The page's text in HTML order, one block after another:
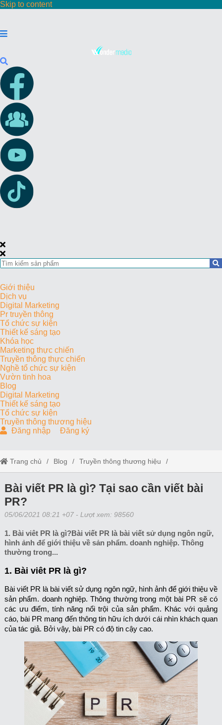
Skip to content
Giới thiệu
Dịch vụ
Digital Marketing
Pr truyền thông
Tổ chức sự kiện
Thiết kế sáng tạo
Khóa học
Marketing thực chiến
Truyền thông thực chiến
Nghề tổ chức sự kiện
Vườn tinh hoa
Blog
Digital Marketing
Thiết kế sáng tạo
Tổ chức sự kiện
Truyền thông thương hiệu
Đăng nhập
Đăng ký
Trang chủ Blog Truyền thông thương hiệu
Bài viết PR là gì? Tại sao cần viết bài PR?
Bài viết PR là gì? Tại sao cần viết bài
PR?
05/06/2021 08:21 +07 - Lượt xem: 98560
1. Bài viêt PR là gì?Bài viết PR là bài viết sử dụng ngôn ngữ,
hình ảnh để giới thiệu về sản phẩm. doanh nghiệp. Thông
thường trong...
1. Bài viêt PR là gì?
Bài viết PR là bài viết sử dụng ngôn ngữ, hình ảnh để giới thiệu về
sản phẩm. doanh nghiệp. Thông thường trong một bài PR sẽ có
các ưu điểm, tính năng nổi trội của sản phẩm. Khác với quảng
cáo, bài PR mang đến thông tin hữu ích dưới cái nhìn khách quan
của tác giả. Bởi vậy, bài PR có độ tin cậy cao.